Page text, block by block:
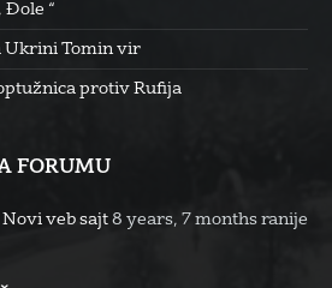
Đole “
Ukrini Tomin vir
protiv Rufija
FORUMU
Novi veb sajt 8 years, 7 months ranije